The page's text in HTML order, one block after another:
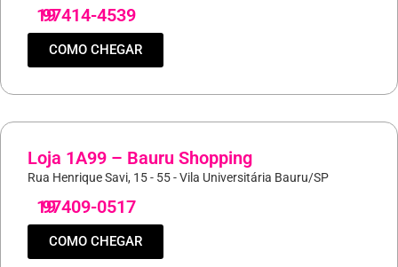
19
97414-4539
COMO CHEGAR
Loja 1A99 – Bauru Shopping
Rua Henrique Savi, 15 - 55 - Vila Universitária Bauru/SP
19
97409-0517
COMO CHEGAR